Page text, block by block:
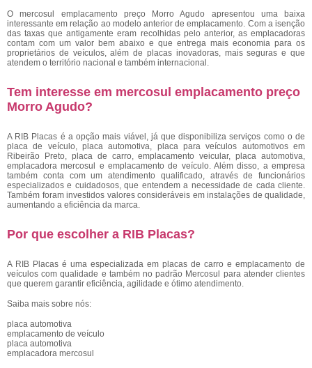
O mercosul emplacamento preço Morro Agudo
apresentou uma baixa
interessante em relação ao modelo anterior de emplacamento. Com a isenção
das taxas que antigamente eram recolhidas pelo anterior, as emplacadoras
contam com um valor bem abaixo e que entrega mais economia para os
proprietários de veículos, além de placas inovadoras, mais seguras e que
atendem o território nacional e também internacional.
Tem interesse em mercosul emplacamento preço
Morro Agudo?
A RIB Placas é a opção mais viável, já que disponibiliza serviços como o de
placa de veículo, placa automotiva, placa para veículos automotivos em
Ribeirão Preto, placa de carro, emplacamento veicular, placa automotiva,
emplacadora mercosul e emplacamento de veículo. Além disso, a empresa
também conta com um atendimento qualificado, através de funcionários
especializados e cuidadosos, que entendem a necessidade de cada cliente.
Também foram investidos valores consideráveis em instalações de qualidade,
aumentando a eficiência da marca.
Por que escolher a RIB Placas?
A RIB Placas é uma especializada em placas de carro e emplacamento de
veículos com qualidade e também no padrão Mercosul para atender clientes
que querem garantir eficiência, agilidade e ótimo atendimento.
Saiba mais sobre nós:
placa automotiva
emplacamento de veículo
placa automotiva
emplacadora mercosul